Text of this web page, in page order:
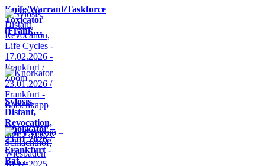
Knife/Warrant/Taskforce
Toxicator
(Frank…
Sylosis,
Distant,
Revocation,
Life Cycle…
Knorkator –
23.01.2026 /
Frankfurt -
Bat…